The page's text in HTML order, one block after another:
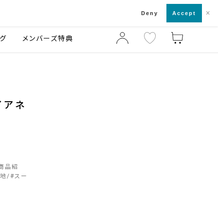
店舗一覧・来店予約
メンバーズ特典
アネ
品紹
#スー
Deny Accept ×